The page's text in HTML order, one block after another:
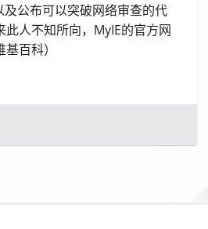
及公布可以突破网络审查的代
此人不知所向，MyIE的官方网
百科）